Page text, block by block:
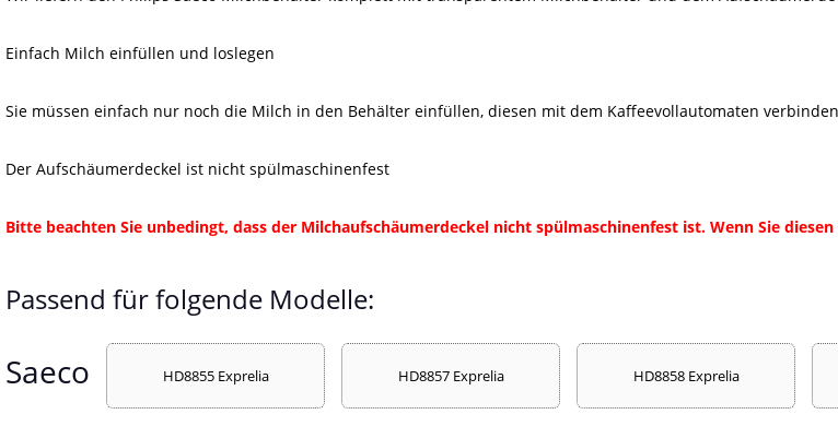
Einfach Milch einfüllen und loslegen
Sie müssen einfach nur noch die Milch in den Behälter einfüllen, diesen mit dem Kaffeevollautomaten
Der Aufschäumerdeckel ist nicht spülmaschinenfest
Bitte beachten Sie unbedingt, dass der Milchaufschäumerdeckel nicht spülmaschinenfest ist. Wenn Sie
Passend für folgende Modelle:
Saeco HD8855 Exprelia HD8857 Exprelia HD8858 Exprelia